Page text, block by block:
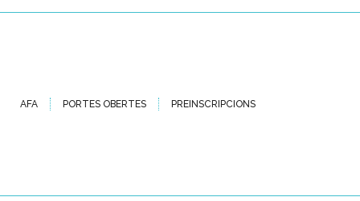
AFA PORTES OBERTES PREINSCRIPCIONS